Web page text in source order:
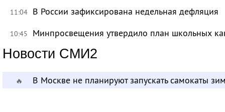
11:04 В России зафиксирована недельная дефляция
10:45 Минпросвещения утвердило план школьных
Новости СМИ2
🔥 В Москве не планируют запускать самокаты